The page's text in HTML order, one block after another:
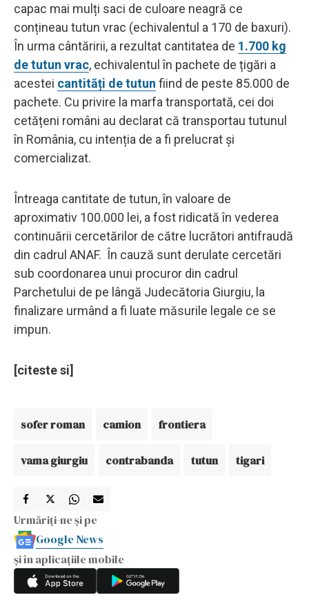
capac mai mulți saci de culoare neagră ce
conțineau tutun vrac (echivalentul a 170 de baxuri).
În urma cântăririi, a rezultat cantitatea de 1.700 kg
de tutun vrac, echivalentul în pachete de țigări a
acestei cantități de tutun fiind de peste 85.000 de
pachete. Cu privire la marfa transportată, cei doi
cetățeni români au declarat că transportau tutunul
în România, cu intenția de a fi prelucrat și
comercializat.
Întreaga cantitate de tutun, în valoare de
aproximativ 100.000 lei, a fost ridicată în vederea
continuării cercetărilor de către lucrători antifraudă
din cadrul ANAF. În cauză sunt derulate cercetări
sub coordonarea unui procuror din cadrul
Parchetului de pe lângă Judecătoria Giurgiu, la
finalizare urmând a fi luate măsurile legale ce se
impun.
[citeste si]
sofer roman camion frontiera
vama giurgiu contrabanda tutun tigari
Urmăriți-ne și pe
Google News
și în aplicațiile mobile